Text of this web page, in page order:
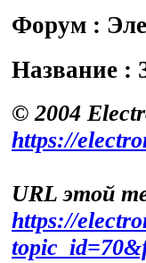
Форум :
Название :
© 2004
https://
URL этой
https://